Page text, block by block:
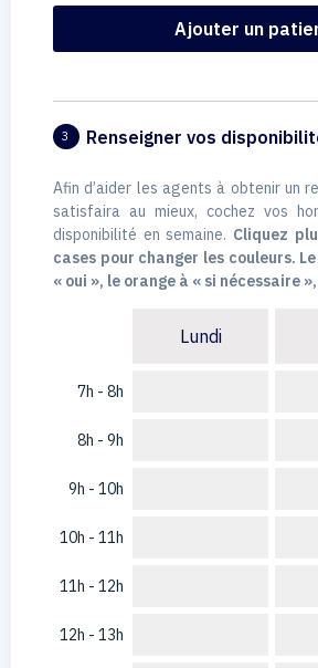
Ajouter un
3 Renseigner vos
Afin d’aider les agents à obtenir un
satisfaira au mieux, cochez vos
disponibilité en semaine. Cliquez
cases pour changer les couleurs.
« oui », le orange à « si nécessaire
7h - 8h
8h - 9h
9h - 10h
10h - 11h
11h - 12h
12h - 13h
Lundi